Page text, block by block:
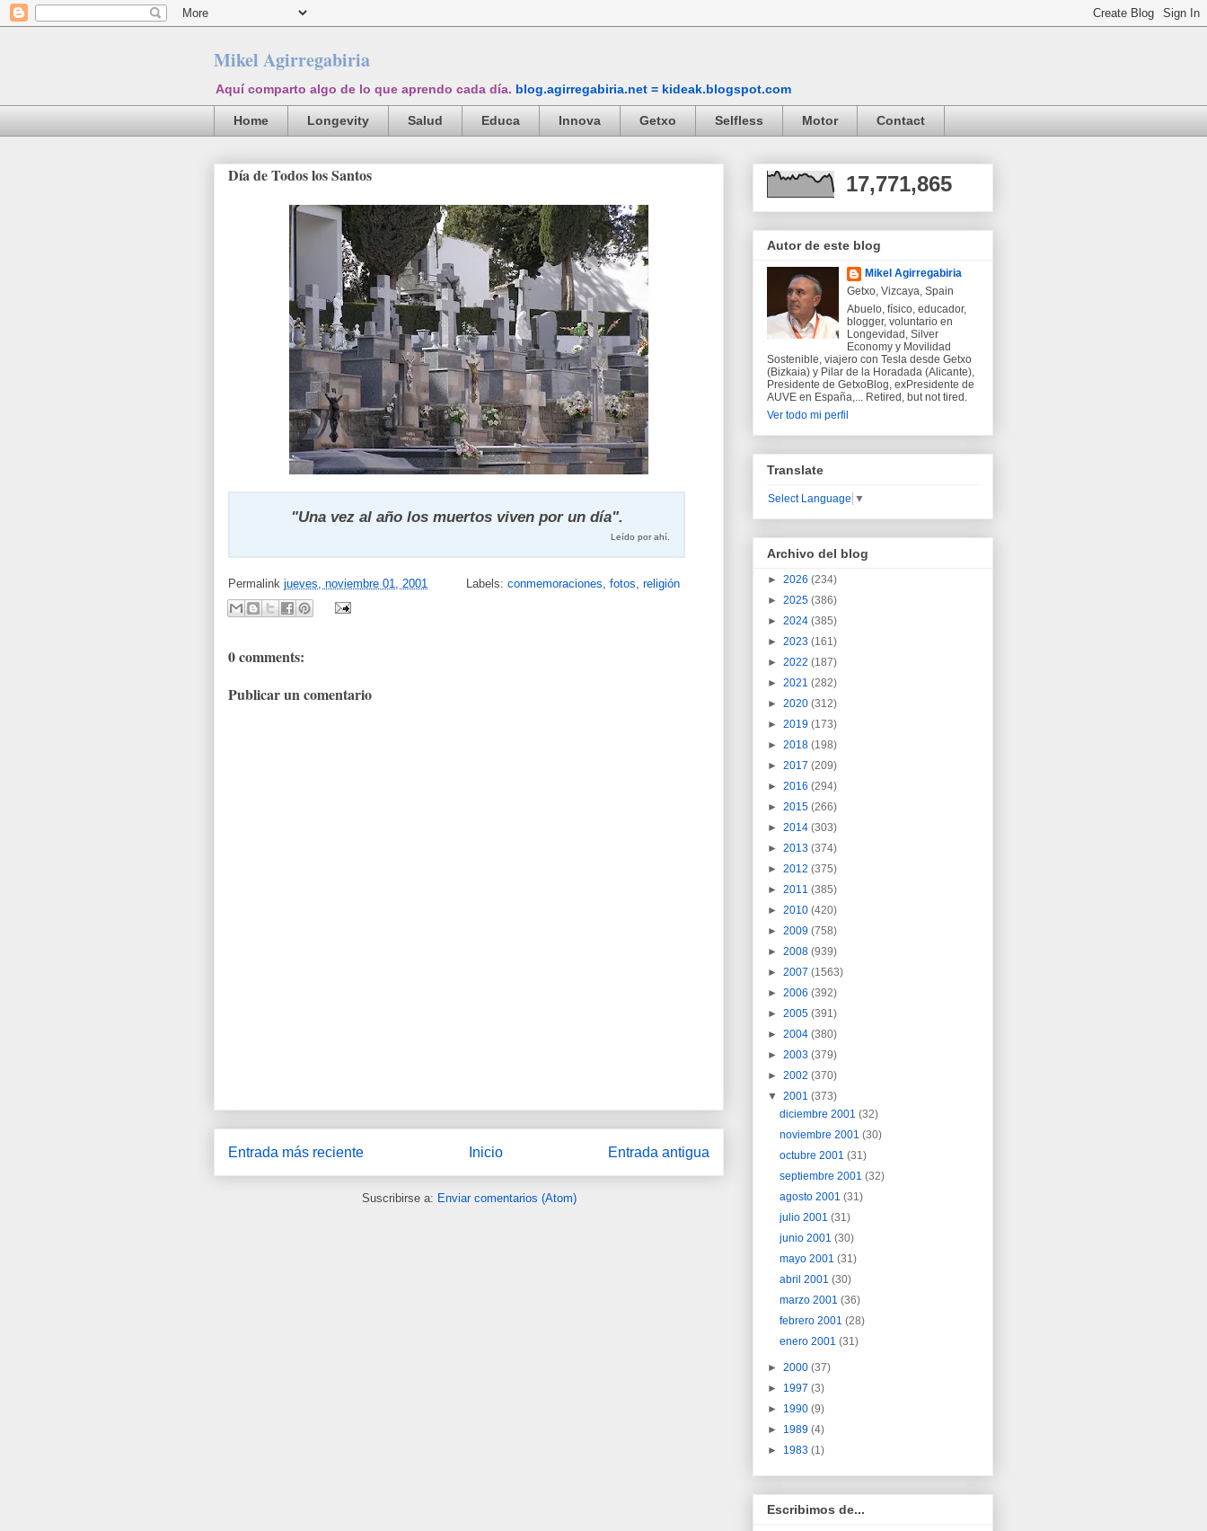
Mikel Agirregabiria
Aquí comparto algo de lo que aprendo cada día. blog.agirregabiria.net = kideak.blogspot.com
Home Longevity Salud Educa Innova Getxo Selfless Motor Contact
Día de Todos los Santos
"Una vez al año los muertos viven por un día".
Leído por ahí.
Permalink jueves, noviembre 01, 2001 Labels: conmemoraciones, fotos, religión
0 comments:
Publicar un comentario
Entrada más reciente Entrada antigua
Inicio
Suscribirse a: Enviar comentarios (Atom)
17,771,865
Autor de este blog
Mikel Agirregabiria
Getxo, Vizcaya, Spain
Abuelo, físico, educador,
blogger, voluntario en
Longevidad, Silver
Economy y Movilidad
Sostenible, viajero con Tesla desde Getxo
(Bizkaia) y Pilar de la Horadada (Alicante),
Presidente de GetxoBlog, exPresidente de
AUVE en España,... Retired, but not tired.
Ver todo mi perfil
Translate
Select Language ▼
Archivo del blog
► 2026 (234)
► 2025 (386)
► 2024 (385)
► 2023 (161)
► 2022 (187)
► 2021 (282)
► 2020 (312)
► 2019 (173)
► 2018 (198)
► 2017 (209)
► 2016 (294)
► 2015 (266)
► 2014 (303)
► 2013 (374)
► 2012 (375)
► 2011 (385)
► 2010 (420)
► 2009 (758)
► 2008 (939)
► 2007 (1563)
► 2006 (392)
► 2005 (391)
► 2004 (380)
► 2003 (379)
► 2002 (370)
▼ 2001 (373)
diciembre 2001(32)
noviembre 2001(30)
octubre 2001(31)
septiembre 2001(32)
agosto 2001(31)
julio 2001(31)
junio 2001(30)
mayo 2001(31)
abril 2001(30)
marzo 2001(36)
febrero 2001(28)
enero 2001(31)
► 2000 (37)
► 1997 (3)
► 1990 (9)
► 1989 (4)
► 1983 (1)
Escribimos de...